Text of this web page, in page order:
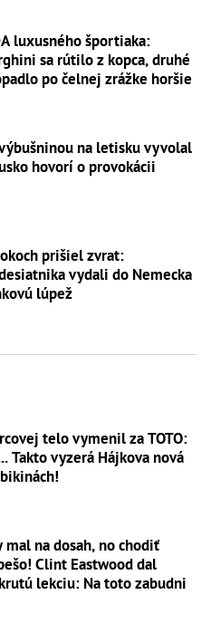
luxusného športiaka:
sa rútilo z kopca, druhé
po čelnej zrážke horšie
na letisku vyvolal
hovorí o provokácii
prišiel zvrat:
vydali do Nemecka
lúpež
telo vymenil za TOTO:
Takto vyzerá Hájkova nová
na dosah, no chodiť
Clint Eastwood dal
lekciu: Na toto zabudni